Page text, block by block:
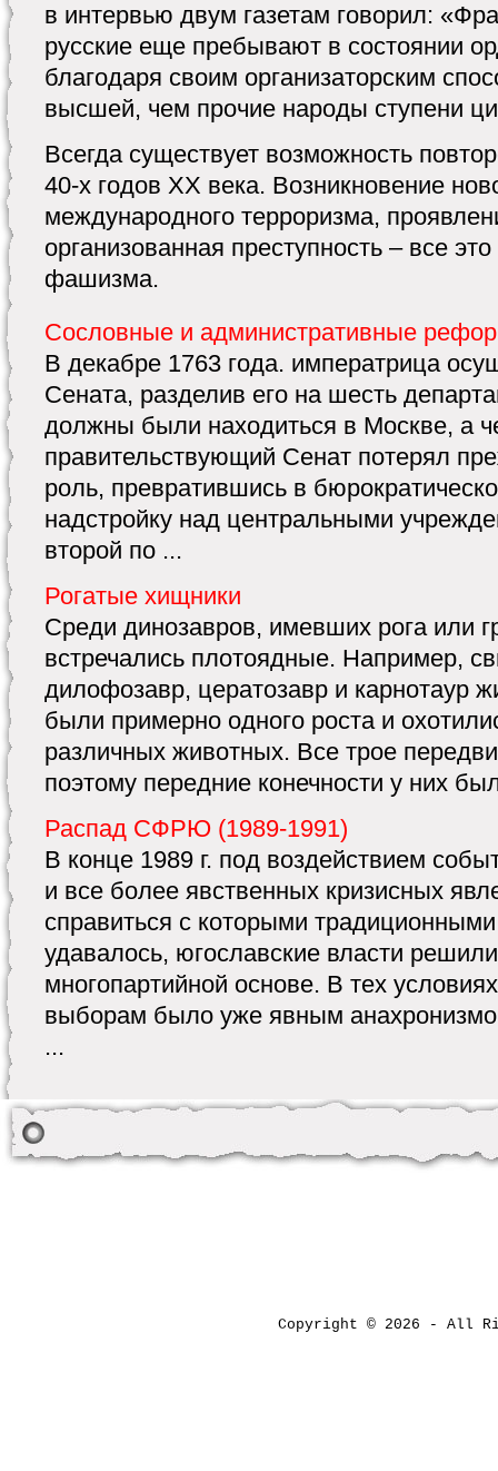
в интервью двум газетам говорил:
русские еще пребывают в состоянии
благодаря своим организаторским
высшей, чем прочие народы ступени
Всегда существует возможность
40-х годов ХХ века. Возникновение
международного терроризма,
организованная преступность – все
фашизма.
Сословные и административные
В декабре 1763 года. императрица
Сената, разделив его на шесть
должны были находиться в Москве, а
правительствующий Сенат потерял
роль, превратившись в
надстройку над центральными
второй по ...
Рогатые хищники
Среди динозавров, имевших рога или
встречались плотоядные. Например,
дилофозавр, цератозавр и карнотаур
были примерно одного роста и
различных животных. Все трое
поэтому передние конечности у них
Распад СФРЮ (1989-1991)
В конце 1989 г. под воздействием
и все более явственных кризисных
справиться с которыми
удавалось, югославские власти
многопартийной основе. В тех
выборам было уже явным
...
Copyright © 2026 - All